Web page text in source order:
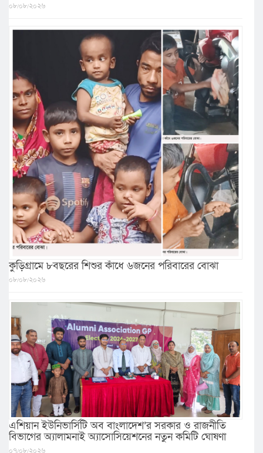
০৮/০৮/২০২৬
কুড়িগ্রামে ৮বছরের শিশুর কাঁধে ৬জনের পরিবারের বোঝা
০৮/০৮/২০২৬
এশিয়ান ইউনিভার্সিটি অব বাংলাদেশ’র সরকার ও রাজনীতি
বিভাগের অ্যালামনাই অ্যাসোসিয়েশনের নতুন কমিটি ঘোষণা
০৭/০৮/২০২৬